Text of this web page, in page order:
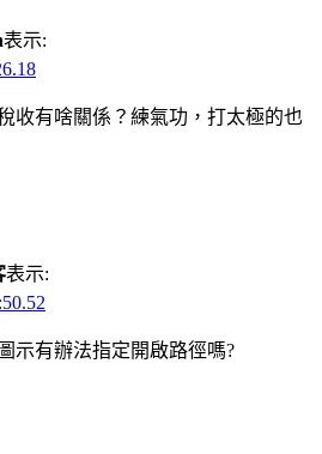
表示:
收有啥關係？練氣功，打太極的也
表示:
示有辦法指定開啟路徑嗎?